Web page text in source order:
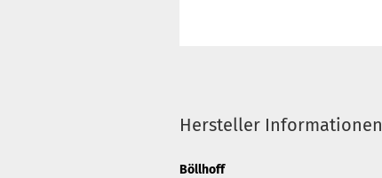
Hersteller Informationen
Böllhoff